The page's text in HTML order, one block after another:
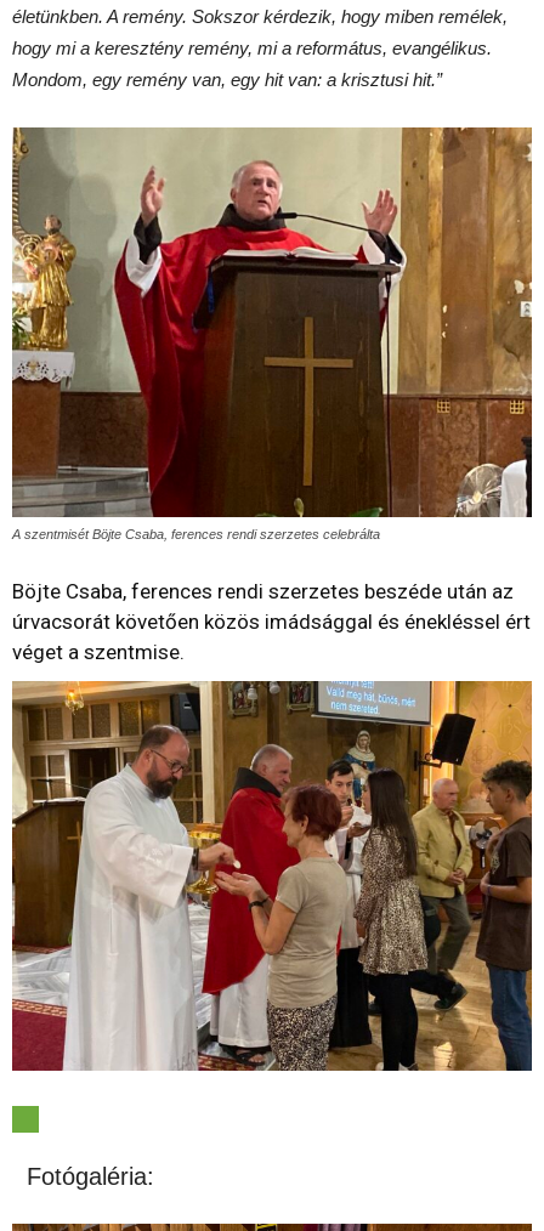
életünkben. A remény. Sokszor kérdezik, hogy miben remélek,
hogy mi a keresztény remény, mi a református, evangélikus.
Mondom, egy remény van, egy hit van: a krisztusi hit.”
A szentmisét Böjte Csaba, ferences rendi szerzetes celebrálta
Böjte Csaba, ferences rendi szerzetes beszéde után az
úrvacsorát követően közös imádsággal és énekléssel ért
véget a szentmise.
Fotógaléria: